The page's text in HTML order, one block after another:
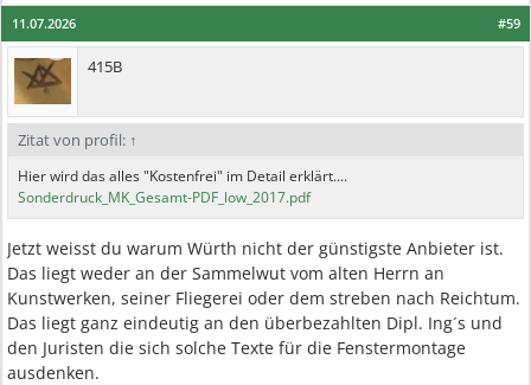
#59
11.07.2026
415B
Zitat von profil: ↑
Hier wird das alles "Kostenfrei" im Detail erklärt....
Sonderdruck_MK_Gesamt-PDF_low_2017.pdf
Jetzt weisst du warum Würth nicht der günstigste Anbieter ist.
Das liegt weder an der Sammelwut vom alten Herrn an
Kunstwerken, seiner Fliegerei oder dem streben nach Reichtum.
Das liegt ganz eindeutig an den überbezahlten Dipl. Ing´s und
den Juristen die sich solche Texte für die Fenstermontage
ausdenken.